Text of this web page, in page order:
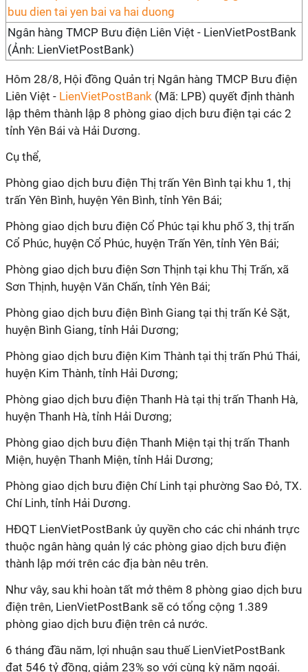
Ngân hàng TMCP Bưu điện Liên Việt - LienVietPostBank
(Ảnh: LienVietPostBank)
Hôm 28/8, Hội đồng Quản trị Ngân hàng TMCP Bưu điện
Liên Việt - LienVietPostBank (Mã: LPB) quyết định thành
lập thêm thành lập 8 phòng giao dịch bưu điện tại các 2
tỉnh Yên Bái và Hải Dương.
Cụ thể,
Phòng giao dịch bưu điện Thị trấn Yên Bình tại khu 1, thị
trấn Yên Bình, huyện Yên Bình, tỉnh Yên Bái;
Phòng giao dịch bưu điện Cổ Phúc tại khu phố 3, thị trấn
Cổ Phúc, huyện Cổ Phúc, huyện Trấn Yên, tỉnh Yên Bái;
Phòng giao dịch bưu điện Sơn Thịnh tại khu Thị Trấn, xã
Sơn Thịnh, huyện Văn Chấn, tỉnh Yên Bái;
Phòng giao dịch bưu điện Bình Giang tại thị trấn Kẻ Sặt,
huyện Bình Giang, tỉnh Hải Dương;
Phòng giao dịch bưu điện Kim Thành tại thị trấn Phú Thái,
huyện Kim Thành, tỉnh Hải Dương;
Phòng giao dịch bưu điện Thanh Hà tại thị trấn Thanh Hà,
huyện Thanh Hà, tỉnh Hải Dương;
Phòng giao dịch bưu điện Thanh Miện tại thị trấn Thanh
Miện, huyện Thanh Miện, tỉnh Hải Dương;
Phòng giao dịch bưu điện Chí Linh tại phường Sao Đỏ, TX.
Chí Linh, tỉnh Hải Dương.
HĐQT LienVietPostBank ủy quyền cho các chi nhánh trực
thuộc ngân hàng quản lý các phòng giao dịch bưu điện
thành lập mới trên các địa bàn nêu trên.
Như vây, sau khi hoàn tất mở thêm 8 phòng giao dịch bưu
điện trên, LienVietPostBank sẽ có tổng cộng 1.389
phòng giao dịch bưu điện trên cả nước.
6 tháng đầu năm, lợi nhuận sau thuế LienVietPostBank
đạt 546 tỷ đồng, giảm 23% so với cùng kỳ năm ngoái.